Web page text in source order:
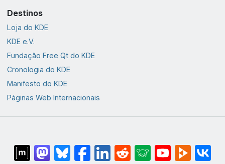
Destinos
Loja do KDE
KDE e.V.
Fundação Free Qt do KDE
Cronologia do KDE
Manifesto do KDE
Páginas Web Internacionais